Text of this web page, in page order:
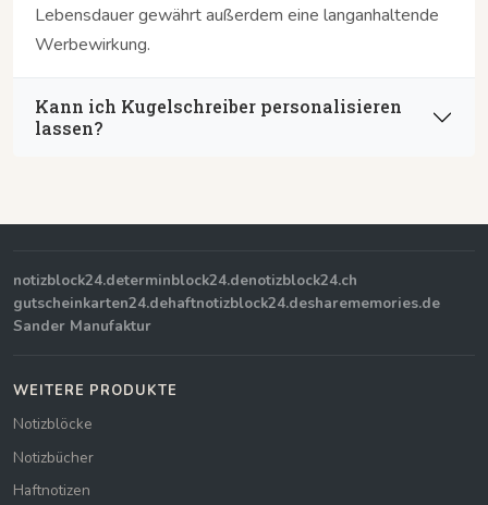
Lebensdauer gewährt außerdem eine langanhaltende
Werbewirkung.
Kann ich Kugelschreiber personalisieren
lassen?
notizblock24.determinblock24.denotizblock24.ch
gutscheinkarten24.dehaftnotizblock24.desharememories.de
Sander Manufaktur
WEITERE PRODUKTE
Notizblöcke
Notizbücher
Haftnotizen